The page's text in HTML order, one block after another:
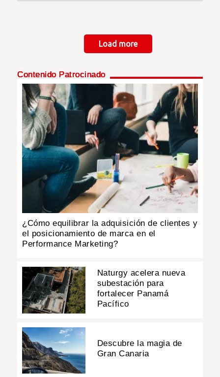
Load more
Contenido Patrocinado
¿Cómo equilibrar la adquisición de clientes y
el posicionamiento de marca en el
Performance Marketing?
Naturgy acelera nueva
subestación para
fortalecer Panamá
Pacífico
Descubre la magia de
Gran Canaria